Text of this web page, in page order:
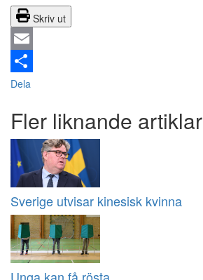
Skriv ut
Email
Dela
Fler liknande artiklar
Sverige utvisar kinesisk kvinna